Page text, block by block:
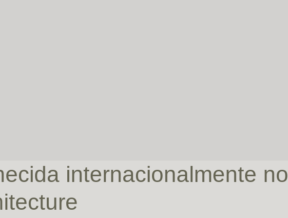
internacionalmente no